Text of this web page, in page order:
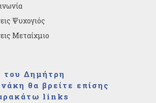
Ψυχογιός
Μεταίχμιο
του Δημήτρη
θα βρείτε επίσης
links